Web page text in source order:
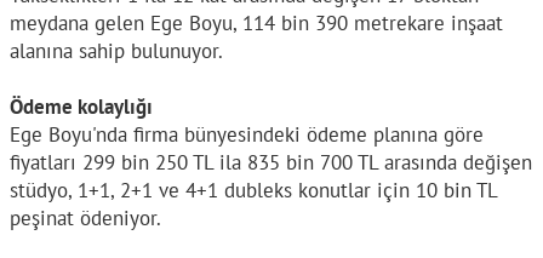
meydana gelen Ege Boyu, 114 bin 390 metrekare inşaat
alanına sahip bulunuyor.
Ödeme kolaylığı
Ege Boyu'nda firma bünyesindeki ödeme planına göre
fiyatları 299 bin 250 TL ila 835 bin 700 TL arasında değişen
stüdyo, 1+1, 2+1 ve 4+1 dubleks konutlar için 10 bin TL
peşinat ödeniyor.